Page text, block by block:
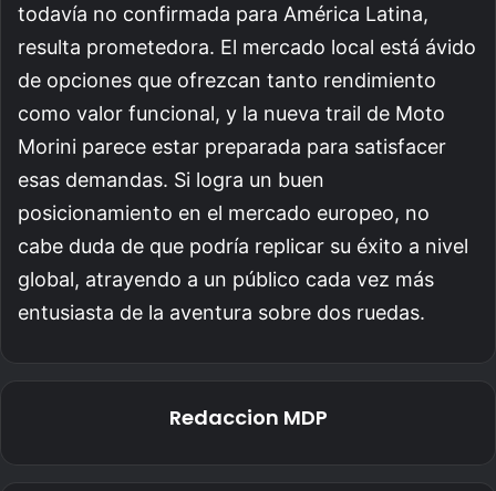
todavía no confirmada para América Latina,
resulta prometedora. El mercado local está ávido
de opciones que ofrezcan tanto rendimiento
como valor funcional, y la nueva trail de Moto
Morini parece estar preparada para satisfacer
esas demandas. Si logra un buen
posicionamiento en el mercado europeo, no
cabe duda de que podría replicar su éxito a nivel
global, atrayendo a un público cada vez más
entusiasta de la aventura sobre dos ruedas.
Redaccion MDP